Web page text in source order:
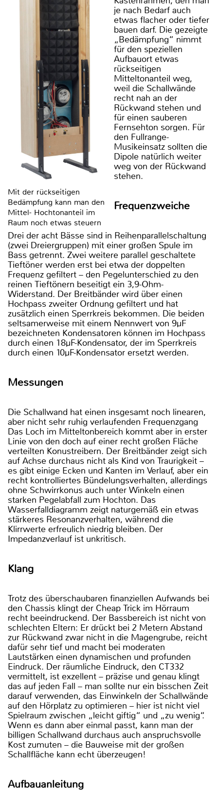
Mit der rückseitigen
Bedämpfung kann man den
Mittel- Hochtonanteil im
Raum noch etwas steuern
je nach Bedarf auch
etwas flacher oder tiefer
bauen darf. Die gezeigte
„Bedämpfung“ nimmt
für den speziellen
Aufbauort etwas
rückseitigen
Mitteltonanteil weg,
weil die Schallwände
recht nah an der
Rückwand stehen und
für einen sauberen
Fernsehton sorgen. Für
den Fullrange-
Musikeinsatz sollten die
Dipole natürlich weiter
weg von der Rückwand
stehen.
Frequenzweiche
Drei der acht Bässe sind in Reihenparallelschaltung
(zwei Dreiergruppen) mit einer großen Spule im
Bass getrennt. Zwei weitere parallel geschaltete
Tieftöner werden erst bei etwa der doppelten
Frequenz gefiltert – den Pegelunterschied zu den
reinen Tieftönern beseitigt ein 3,9-Ohm-
Widerstand. Der Breitbänder wird über einen
Hochpass zweiter Ordnung gefiltert und hat
zusätzlich einen Sperrkreis bekommen. Die beiden
seltsamerweise mit einem Nennwert von 9µF
bezeichneten Kondensatoren können im Hochpass
durch einen 18µF-Kondensator, der im Sperrkreis
durch einen 10µF-Kondensator ersetzt werden.
Messungen
Die Schallwand hat einen insgesamt noch linearen,
aber nicht sehr ruhig verlaufenden Frequenzgang
Das Loch im Mitteltonbereich kommt aber in erster
Linie von den doch auf einer recht großen Fläche
verteilten Konustreibern. Der Breitbänder zeigt sich
auf Achse durchaus nicht als Kind von Traurigkeit –
es gibt einige Ecken und Kanten im Verlauf, aber ein
recht kontrolliertes Bündelungsverhalten, allerdings
ohne Schwirrkonus auch unter Winkeln einen
starken Pegelabfall zum Hochton. Das
Wasserfalldiagramm zeigt naturgemäß ein etwas
stärkeres Resonanzverhalten, während die
Klirrwerte erfreulich niedrig bleiben. Der
Impedanzverlauf ist unkritisch.
Klang
Trotz des überschaubaren finanziellen Aufwands bei
den Chassis klingt der Cheap Trick im Hörraum
recht beeindruckend. Der Bassbereich ist nicht von
schlechten Eltern: Er drückt bei 2 Metern Abstand
zur Rückwand zwar nicht in die Magengrube, reicht
dafür sehr tief und macht bei moderaten
Lautstärken einen dynamischen und profunden
Eindruck. Der räumliche Eindruck, den CT332
vermittelt, ist exzellent – präzise und genau klingt
das auf jeden Fall – man sollte nur ein bisschen Zeit
darauf verwenden, das Einwinkeln der Schallwände
auf den Hörplatz zu optimieren – hier ist nicht viel
Spielraum zwischen „leicht giftig“ und „zu wenig“.
Wenn es dann aber einmal passt, kann man der
billigen Schallwand durchaus auch anspruchsvolle
Kost zumuten – die Bauweise mit der großen
Schallfläche kann echt überzeugen!
Aufbauanleitung